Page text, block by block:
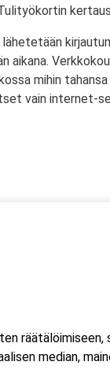
aikana.
mihin tahansa
vain internet-
voimassa
jonka
räätälöimiseen,
median,